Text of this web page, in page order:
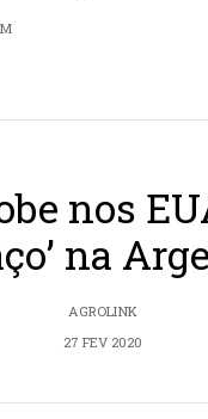
nos
na
AGROLINK
27 FEV 2020